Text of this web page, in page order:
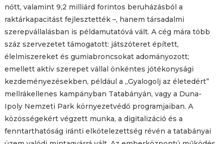
nőtt, valamint 9,2 milliárd forintos beruházásból a
raktárkapacitást fejlesztették –, hanem társadalmi
szerepvállalásban is példamutatóvá vált. A cég mára több
száz szervezetet támogatott: játszóteret épített,
élelmiszereket és gumiabroncsokat adományozott;
emellett aktív szerepet vállal önkéntes jótékonysági
kezdeményezésekben, például a „Gyalogolj az életedért”
mellrákellenes kampányban Tatabányán, vagy a Duna-
Ipoly Nemzeti Park környezetvédő programjaiban. A
közösségekért végzett munka, a digitalizáció és a
fenntarthatóság iránti elkötelezettség révén a tatabányai